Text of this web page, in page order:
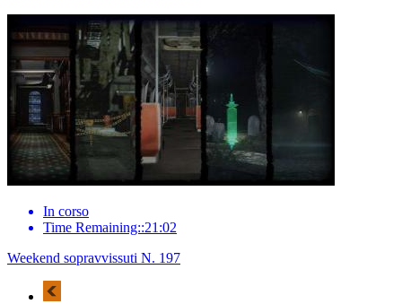
In corso
Time Remaining::21:02
Weekend sopravvissuti N. 197